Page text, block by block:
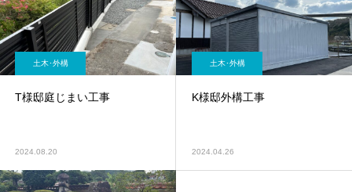
土木･外構
T様邸庭じまい工事
2024.08.20
土木･外構
K様邸外構工事
2024.04.26